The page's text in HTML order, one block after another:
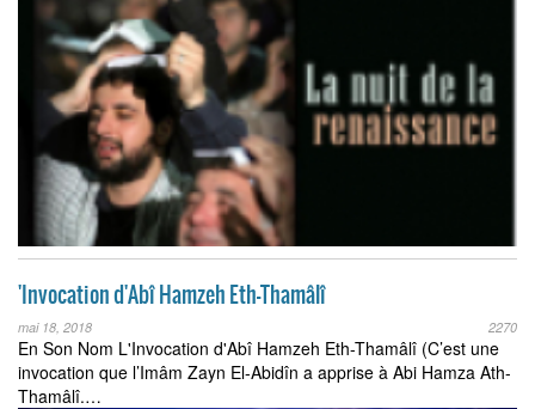
'Invocation d'Abî Hamzeh Eth-Thamâlî
mai 18, 2018 2270
En Son Nom L'Invocation d'Abî Hamzeh Eth-Thamâlî (C’est une
invocation que l’Imâm Zayn El-Abidîn a apprise à Abi Hamza Ath-
Thamâlî.…